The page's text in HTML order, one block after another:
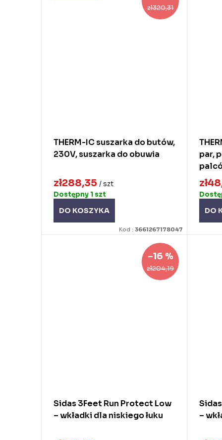
zł320,31
THERM-IC suszarka do butów,
230V, suszarka do obuwia
zł288,35 / szt
Dostępny 1 szt
DO KOSZYKA
Kod :3661267178047
par,
DO
zł204,19
–16 %
Sidas 3Feet Run Protect Low
– wkładki dla niskiego łuku
–